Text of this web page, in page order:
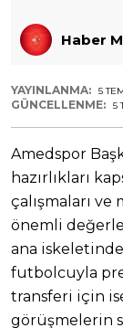
Haber
YAYINLANMA: 5
GÜNCELLENME: 5
Amedspor
hazırlıkları
çalışmaları
önemli
ana iskeletinde
futbolcuyla
transferi için
görüşmelerin